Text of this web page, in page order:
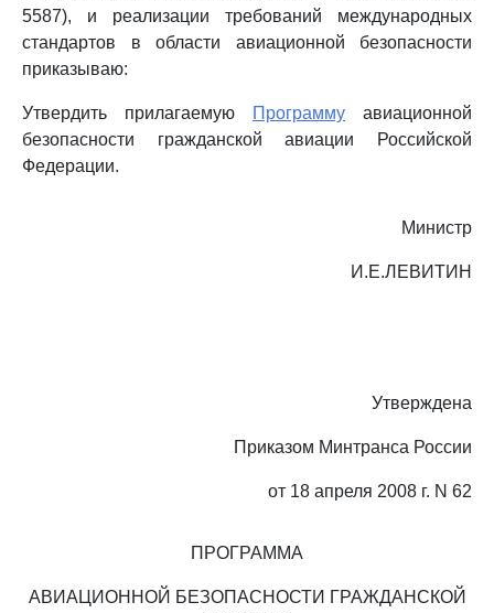
5587), и реализации требований международных
стандартов в области авиационной безопасности
приказываю:
Утвердить прилагаемую Программу авиационной
безопасности гражданской авиации Российской
Федерации.
Министр
И.Е.ЛЕВИТИН
Утверждена
Приказом Минтранса России
от 18 апреля 2008 г. N 62
ПРОГРАММА
АВИАЦИОННОЙ БЕЗОПАСНОСТИ ГРАЖДАНСКОЙ